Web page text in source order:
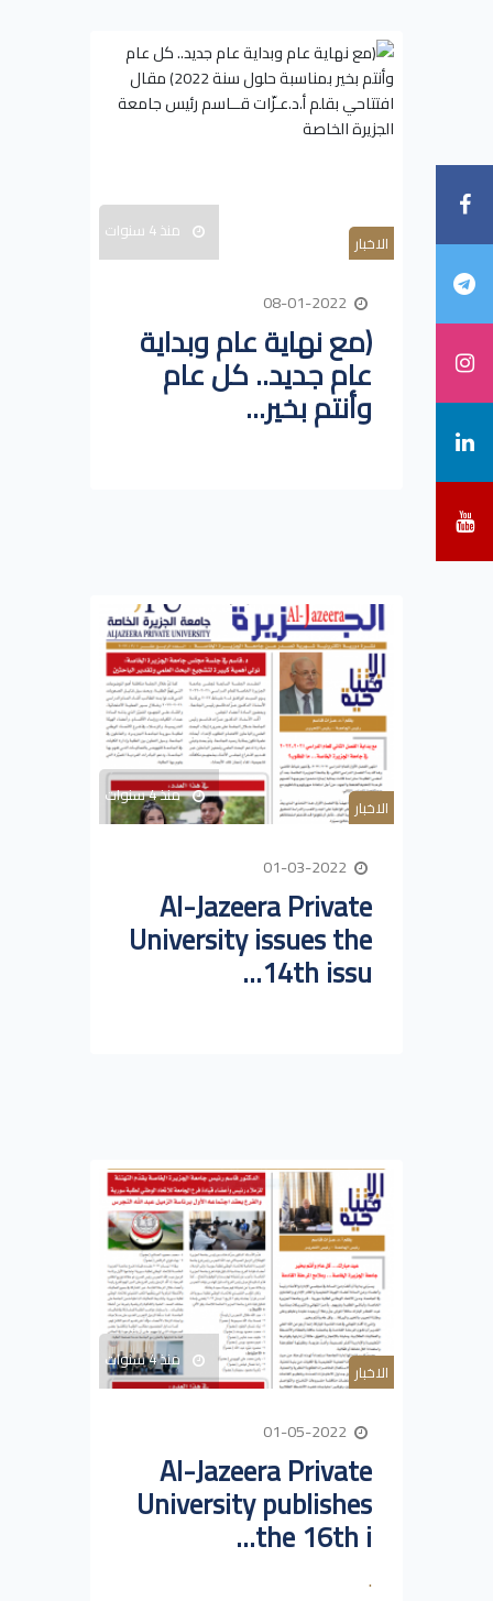
الاخبار منذ 4 سنوات
(مع نهاية عام وبداية
عام جديد.. كل عام
وأنتم بخير...
الاخبار منذ 4 سنوات
Al-Jazeera Private
University issues the
14th issu...
الاخبار منذ 4 سنوات
Al-Jazeera Private
University publishes
the 16th i...
.